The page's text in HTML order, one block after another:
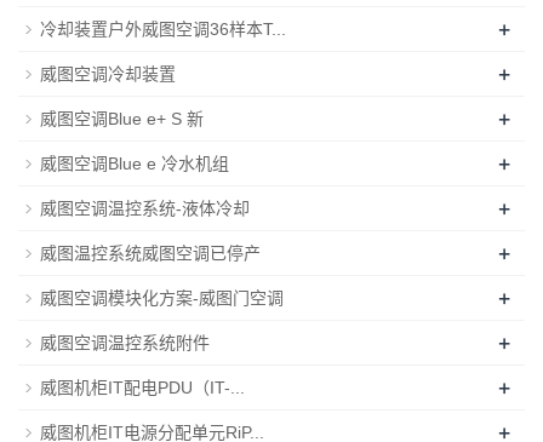
冷却装置户外威图空调36样本T... +
威图空调冷却装置 +
威图空调Blue e+ S 新 +
威图空调Blue e 冷水机组 +
威图空调温控系统-液体冷却 +
威图温控系统威图空调已停产 +
威图空调模块化方案-威图门空调 +
威图空调温控系统附件 +
威图机柜IT配电PDU（IT-... +
威图机柜IT电源分配单元RiP... +